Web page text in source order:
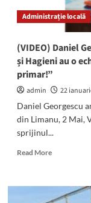
aer:
15.000
euro,
lui
Z.L.
am
remis
suma
3.500
euro”
Administrație locală
(VIDEO) Daniel
și Hagieni au o
primar!”
admin
22
Daniel Georgescu
din Limanu, 2 Mai,
sprijinul...
Read MoreRead
(VIDEO)
Daniel